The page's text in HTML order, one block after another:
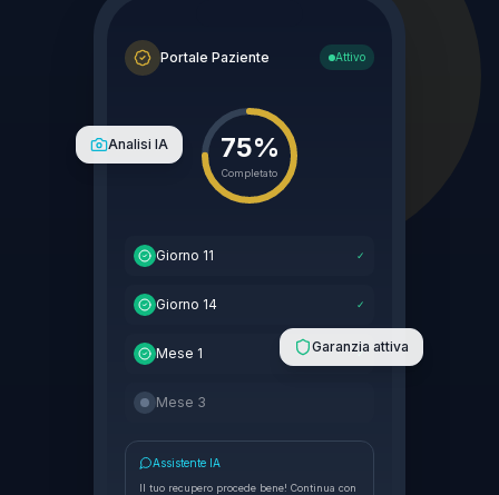
Portale Paziente Attivo
75%
Completato
Giorno 11 ✓
Giorno 14 ✓
Mese 1 ✓
Mese 3
Assistente IA
Il tuo recupero procede bene! Continua con
Analisi IA
Garanzia attiva